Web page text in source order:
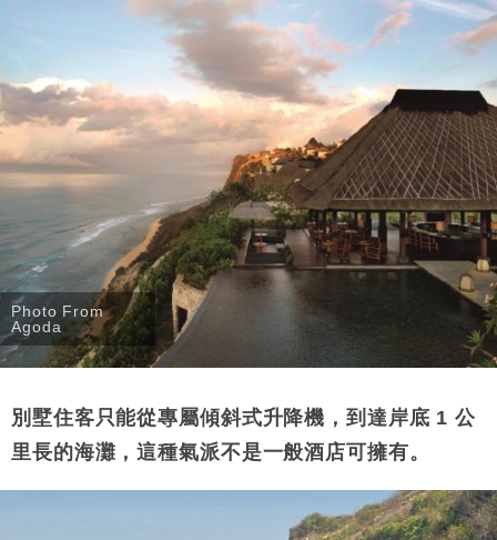
Photo From
Agoda
別墅住客只能從專屬傾斜式升降機，到達岸底 1 公
里長的海灘，這種氣派不是一般酒店可擁有。